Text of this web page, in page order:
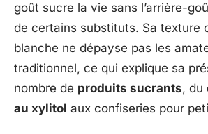
goût sucre la vie sans l’arrière-
de certains substituts. Sa texture
blanche ne dépayse pas les
traditionnel, ce qui explique sa
nombre de produits sucrants, du
au xylitol aux confiseries pour